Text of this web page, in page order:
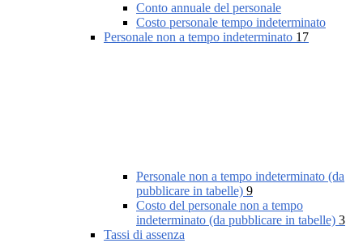
Conto annuale del personale
Costo personale tempo indeterminato
Personale non a tempo indeterminato 17
Personale non a tempo indeterminato (da
pubblicare in tabelle) 9
Costo del personale non a tempo
indeterminato (da pubblicare in tabelle) 3
Tassi di assenza